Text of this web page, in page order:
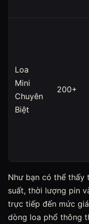
Loa
Mini
Chuyên
Biệt
200+
Như bạn có thể thấy
suất, thời lượng pin
trực tiếp đến mức
dòng loa phổ thông